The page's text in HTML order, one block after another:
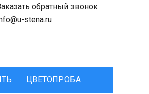
обратный звонок
stena.ru
ЦВЕТОПРОБА